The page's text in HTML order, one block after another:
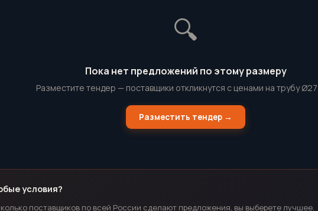
🔍
Пока нет предложений по этому размеру
Разместите тендер — поставщики откликнутся с ценами на трубу
Разместить тендер →
условия?
поставщиков по всей России сделают предложения, вы выберете лучшее.